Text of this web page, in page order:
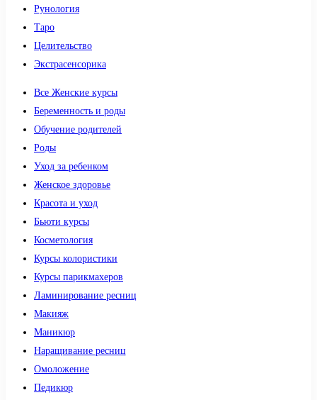
Рунология
Таро
Целительство
Экстрасенсорика
Все Женские курсы
Беременность и роды
Обучение родителей
Роды
Уход за ребенком
Женское здоровье
Красота и уход
Бьюти курсы
Косметология
Курсы колористики
Курсы парикмахеров
Ламинирование ресниц
Макияж
Маникюр
Наращивание ресниц
Омоложение
Педикюр